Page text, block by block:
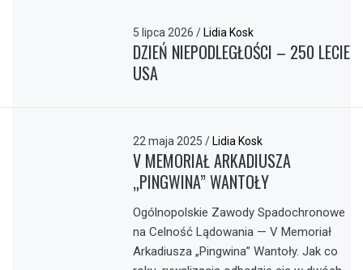
5 lipca 2026/ Lidia Kosk
DZIEŃ NIEPODLEGŁOŚCI – 250 LECIE
USA
22 maja 2025/ Lidia Kosk
V MEMORIAŁ ARKADIUSZA
„PINGWINA” WANTOŁY
Ogólnopolskie Zawody Spadochronowe
na Celność Lądowania — V Memoriał
Arkadiusza „Pingwina” Wantoły. Jak co